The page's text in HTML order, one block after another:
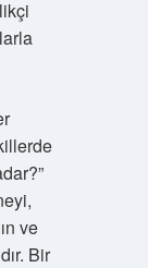
ve
Bir